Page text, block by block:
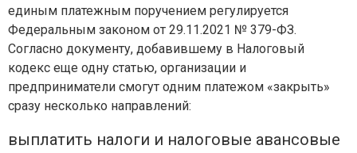
единым платежным поручением регулируется
Федеральным законом от 29.11.2021 № 379-ФЗ.
Согласно документу, добавившему в Налоговый
кодекс еще одну статью, организации и
предприниматели смогут одним платежом «закрыть»
сразу несколько направлений:
выплатить налоги и налоговые авансовые